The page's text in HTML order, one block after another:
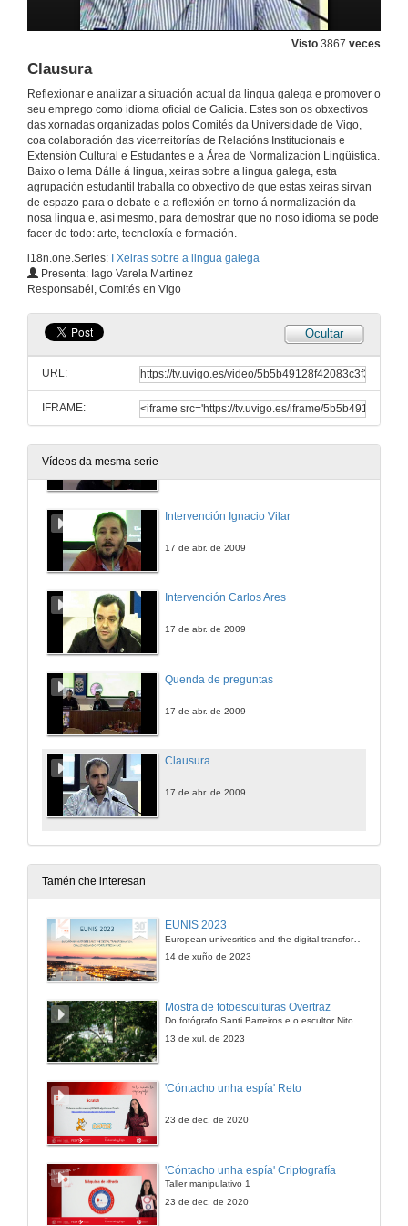
Visto 3867 veces
Clausura
Reflexionar e analizar a situación actual da lingua galega e promover o
seu emprego como idioma oficial de Galicia. Estes son os obxectivos
das xornadas organizadas polos Comités da Universidade de Vigo,
coa colaboración das vicerreitorías de Relacións Institucionais e
Extensión Cultural e Estudantes e a Área de Normalización Lingüística.
Baixo o lema Dálle á lingua, xeiras sobre a lingua galega, esta
agrupación estudantil traballa co obxectivo de que estas xeiras sirvan
de espazo para o debate e a reflexión en torno á normalización da
nosa lingua e, así mesmo, para demostrar que no noso idioma se pode
facer de todo: arte, tecnoloxía e formación.
i18n.one.Series:
I Xeiras sobre a lingua galega
Presenta: Iago Varela Martinez
Responsabél, Comités en Vigo
Ocultar
URL:
IFRAME:
Vídeos da mesma serie
Intervención Alfonso Eyré
Intervención Iago Martínez
16 de abr. de 2009
Intervención Belén Regueira
16 de abr. de 2009
Quenda de preguntas
17 de abr. de 2009
Intervención Ignacio Vilar
17 de abr. de 2009
Intervención Carlos Ares
17 de abr. de 2009
Quenda de preguntas
17 de abr. de 2009
Clausura
17 de abr. de 2009
Tamén che interesan
EUNIS 2023
European univesrities and the digital transformation: challenges and opportunities ahead
14 de xuño de 2023
Mostra de fotoesculturas Overtraz
Do fotógrafo Santi Barreiros e o escultor Nito Contreras.
13 de xul. de 2023
'Cóntacho unha espía' Reto
23 de dec. de 2020
'Cóntacho unha espía' Criptografía
Taller manipulativo 1
23 de dec. de 2020